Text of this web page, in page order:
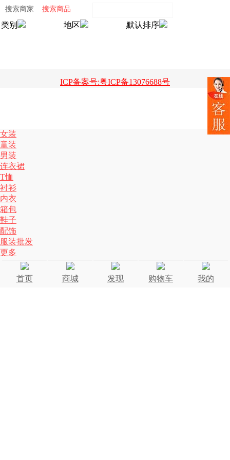
搜索商家 搜索商品
类别 地区 默认排序
ICP备案号:粤ICP备13076688号
女装
童装
男装
连衣裙
T恤
衬衫
内衣
箱包
鞋子
配饰
服装批发
更多
首页 商城 发现 购物车 我的